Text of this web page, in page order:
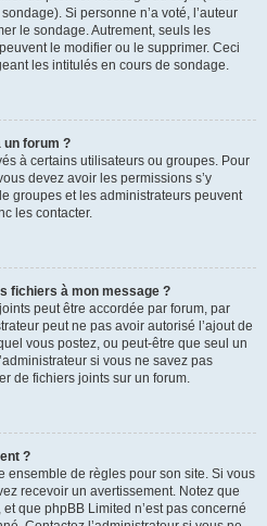
Si personne n’a voté, l’auteur
le sondage. Autrement, seuls les
le modifier ou le supprimer. Ceci
les intitulés en cours de sondage.
un forum ?
à certains utilisateurs ou groupes. Pour
devez avoir les permissions s’y
groupes et les administrateurs peuvent
les contacter.
fichiers à mon message ?
peut être accordée par forum, par
peut ne pas avoir autorisé l’ajout de
vous postez, ou peut-être que seul un
si vous ne savez pas
de fichiers joints sur un forum.
?
ensemble de règles pour son site. Si vous
recevoir un avertissement. Notez que
que phpBB Limited n’est pas concerné